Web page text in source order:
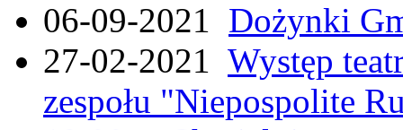
06-09-2021 Dożynki
27-02-2021 Występ
zespołu "Niepospolite